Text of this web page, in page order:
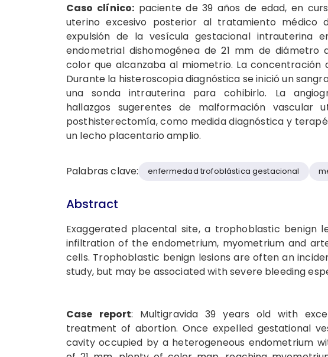
Caso clínico: paciente de 39 años de edad, en
uterino excesivo posterior al tratamiento médico
expulsión de la vesícula gestacional intrauterina
endometrial dishomogénea de 21 mm de
color que alcanzaba al miometrio. La concentración
Durante la histeroscopia diagnóstica se inició un
una sonda intrauterina para cohibirlo. La
hallazgos sugerentes de malformación vascular
posthisterectomía, como medida diagnóstica y
un lecho placentario amplio.
Palabras clave: enfermedad trofoblástica gestacional
Abstract
Exaggerated placental site, a trophoblastic benign
infiltration of the endometrium, myometrium and
cells. Trophoblastic benign lesions are often an
study, but may be associated with severe bleeding
Case report: Multigravida 39 years old with
treatment of abortion. Once expelled gestational
cavity occupied by a heterogeneous endometrium